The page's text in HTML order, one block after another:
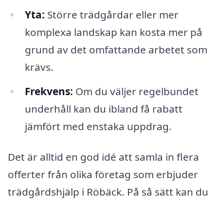
Yta: Större trädgårdar eller mer
komplexa landskap kan kosta mer på
grund av det omfattande arbetet som
krävs.
Frekvens: Om du väljer regelbundet
underhåll kan du ibland få rabatt
jämfört med enstaka uppdrag.
Det är alltid en god idé att samla in flera
offerter från olika företag som erbjuder
trädgårdshjälp i Röbäck. På så sätt kan du